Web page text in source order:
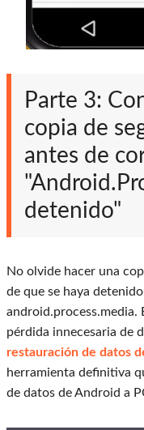
Parte 3:
copia de
antes de
detenido"
No olvide hacer una
de que se haya
android.process.media.
pérdida innecesaria de
restauración de datos
herramienta definitiva
de datos de Android a